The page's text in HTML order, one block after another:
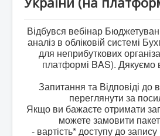
Business automation software for
Відповіді на деякі питання,
систем BAS
Безоплатна допомога в
ПИТАННЯ ТА ВІДПОВІДІ
нарахування та виплата
Відбувся вебінар
аналіз в обліковій системі
для неприбуткових
платформі BAS). Дякуємо
Запитання та Відповіді до
переглянути за
Якщо ви бажаєте отримати
можете замовити
- вартість* доступу до